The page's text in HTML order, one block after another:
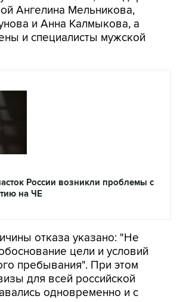
Ангелина Мельникова,
и Анна Калмыкова, а
и специалисты мужской
России возникли проблемы с
на ЧЕ
отказа указано: "Не
цели и условий
пребывания". При этом
для всей российской
одновременно и с